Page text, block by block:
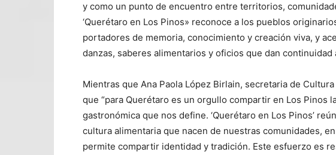
y como un punto de encuentro entre territorios,
‘Querétaro en Los Pinos» reconoce a los pueblos
portadores de memoria, conocimiento y creación viva, y
danzas, saberes alimentarios y oficios que dan continuidad
Mientras que Ana Paola López Birlain, secretaria de
que “para Querétaro es un orgullo compartir en Los Pinos
gastronómica que nos define. ‘Querétaro en Los Pinos’
cultura alimentaria que nacen de nuestras comunidades,
permite compartir identidad y tradición. Este esfuerzo es